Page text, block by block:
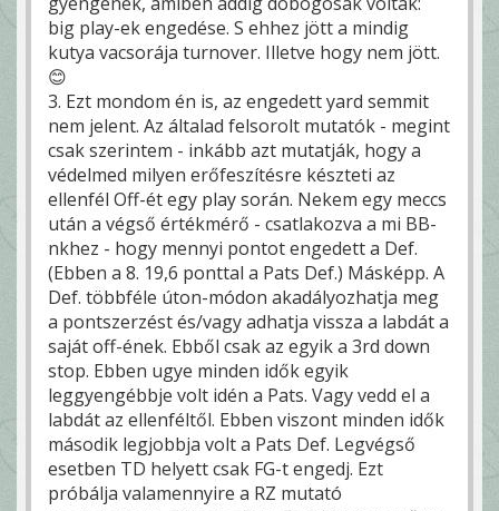
big play-ek engedése. S ehhez jött a mindig
kutya vacsorája turnover. Illetve hogy nem jött.
😊
3. Ezt mondom én is, az engedett yard semmit
nem jelent. Az általad felsorolt mutatók - megint
csak szerintem - inkább azt mutatják, hogy a
védelmed milyen erőfeszítésre készteti az
ellenfél Off-ét egy play során. Nekem egy meccs
után a végső értékmérő - csatlakozva a mi BB-
nkhez - hogy mennyi pontot engedett a Def.
(Ebben a 8. 19,6 ponttal a Pats Def.) Másképp. A
Def. többféle úton-módon akadályozhatja meg
a pontszerzést és/vagy adhatja vissza a labdát a
saját off-ének. Ebből csak az egyik a 3rd down
stop. Ebben ugye minden idők egyik
leggyengébbje volt idén a Pats. Vagy vedd el a
labdát az ellenféltől. Ebben viszont minden idők
második legjobbja volt a Pats Def. Legvégső
esetben TD helyett csak FG-t engedj. Ezt
próbálja valamennyire a RZ mutató